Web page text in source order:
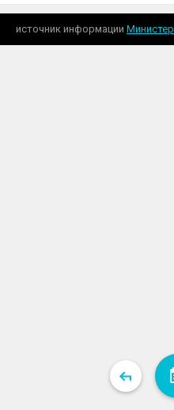
источник информации